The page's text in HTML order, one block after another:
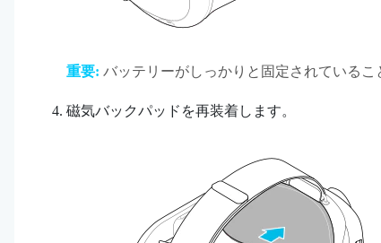
重要: バッテリーがしっかりと固定されている
磁気バックパッドを再装着します。